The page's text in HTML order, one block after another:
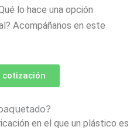
lo hace una opción
Acompáñanos en este
cotización
en el que un plástico es